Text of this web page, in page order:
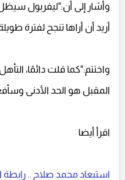
وأشار إلى أن:"ليفربول سيظل
أريد أن أراها تنجح لفترة
واختتم:"كما قلت دائمًا،
المقبل هو الحد الأدنى
اقرأ أيضا
استبعاد محمد صلاح .. رابطة